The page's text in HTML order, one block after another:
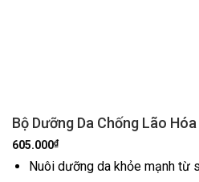
Bộ Dưỡng Da Chống Lão
605.000₫
Nuôi dưỡng da khỏe mạnh từ